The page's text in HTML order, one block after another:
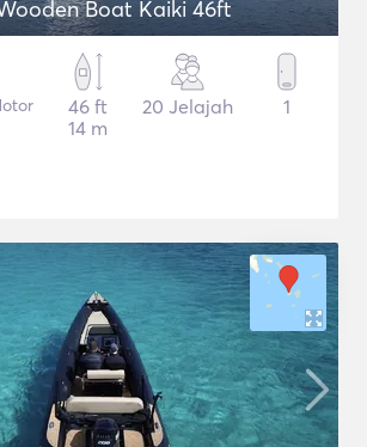
Boat Kaiki 46ft
46 ft
14 m
20 Jelajah 1